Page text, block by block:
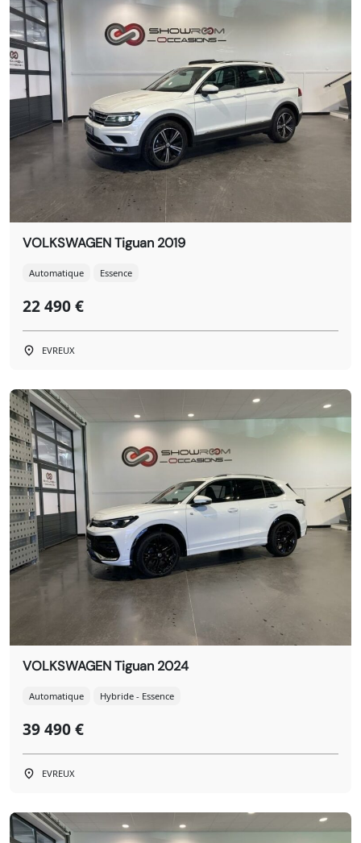
VOLKSWAGEN Tiguan 2019
Automatique Essence
22 490 €
EVREUX
VOLKSWAGEN Tiguan 2024
Automatique Hybride - Essence
39 490 €
EVREUX